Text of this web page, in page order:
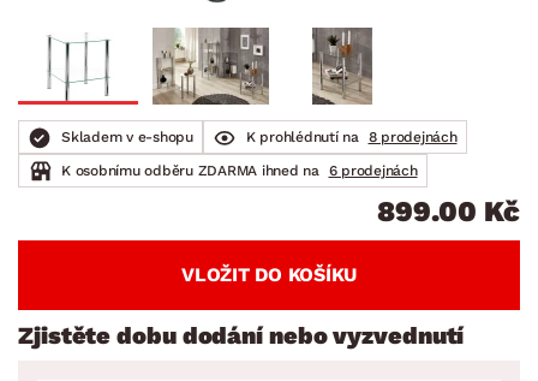
Skladem v e-shopu K prohlédnutí na
8 prodejnách
K osobnímu odběru ZDARMA ihned na
6 prodejnách
899.00 Kč
VLOŽIT DO KOŠÍKU
Zjistěte dobu dodání nebo vyzvednutí